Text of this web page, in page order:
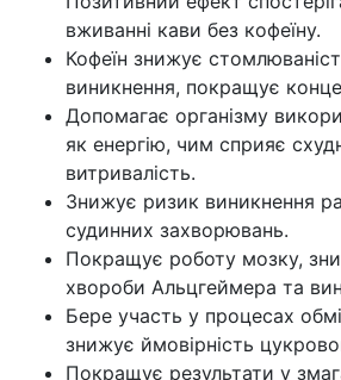
вживанні кави без кофеїну.
Кофеїн знижує
виникнення, покращує
Допомагає організму
як енергію, чим сприяє
витривалість.
Знижує ризик виникнення
судинних захворювань.
Покращує роботу мозку,
хвороби Альцгеймера та
Бере участь у процесах
знижує ймовірність
Покращує результати у